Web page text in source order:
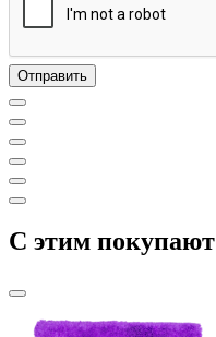
C этим покупают